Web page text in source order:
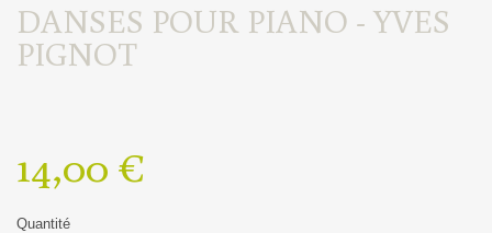
DANSES POUR PIANO - YVES
PIGNOT
14,00 €
Quantité